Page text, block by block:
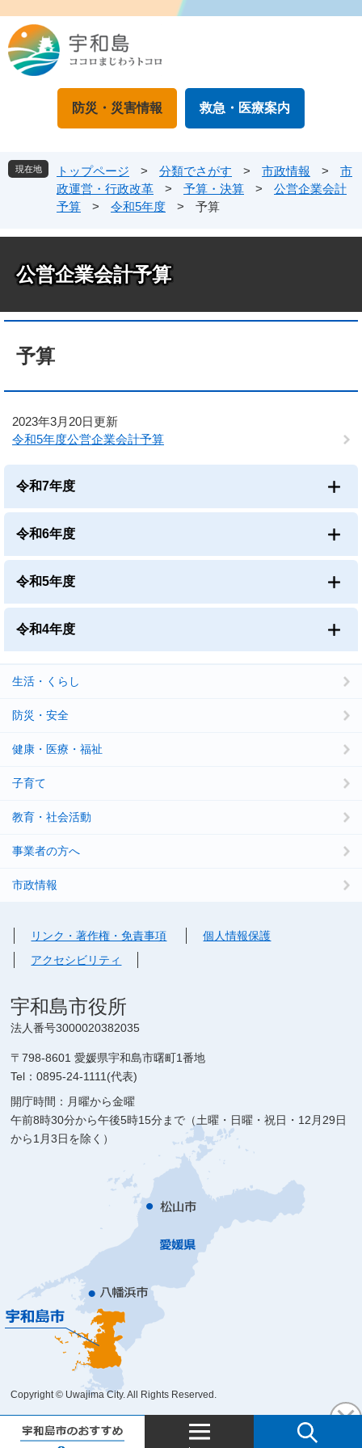
ジ
の
ュ
ー
本
文
防災・災害情報 救急・医療案内
現在地 トップページ > 分類でさがす > 市政情報 >
市
政運営・行政改革
> 予算・決算 >
公営企業会計
予算
> 令和5年度 > 予算
公営企業会計予算
予算
2023年3月20日更新
令和5年度公営企業会計予算
令和7年度
令和6年度
令和5年度
令和4年度
生活・くらし
防災・安全
健康・医療・福祉
子育て
教育・社会活動
事業者の方へ
市政情報
リンク・著作権・免責事項
個人情報保護
アクセシビリティ
宇和島市役所
法人番号3000020382035
〒798-8601 愛媛県宇和島市曙町1番地
Tel：0895-24-1111(代表)
開庁時間：月曜から金曜
午前8時30分から午後5時15分まで（土曜・日曜・祝日・12月29日
から1月3日を除く）
Copyright © Uwajima City. All Rights Reserved.